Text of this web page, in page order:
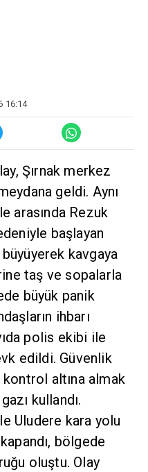
16:14
Şırnak merkez
geldi. Aynı
arasında Rezuk
başlayan
kavgaya
taş ve sopalarla
büyük panik
ihbarı
polis ekibi ile
edildi. Güvenlik
kontrol altına almak
kullandı.
Uludere kara yolu
bölgede
oluştu. Olay